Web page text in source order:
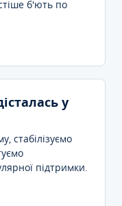
б'ють по
у
стабілізуємо
підтримки.